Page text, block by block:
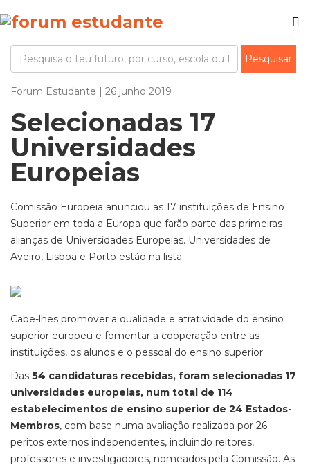
Forum Estudante | 26 junho 2019
Selecionadas 17
Universidades
Europeias
Comissão Europeia anunciou as 17 instituições de Ensino
Superior em toda a Europa que farão parte das primeiras
alianças de Universidades Europeias. Universidades de
Aveiro, Lisboa e Porto estão na lista.
Cabe-lhes promover a qualidade e atratividade do ensino
superior europeu e fomentar a cooperação entre as
instituições, os alunos e o pessoal do ensino superior.
Das 54 candidaturas recebidas, foram selecionadas 17
universidades europeias, num total de 114
estabelecimentos de ensino superior de 24 Estados-
Membros, com base numa avaliação realizada por 26
peritos externos independentes, incluindo reitores,
professores e investigadores, nomeados pela Comissão. As